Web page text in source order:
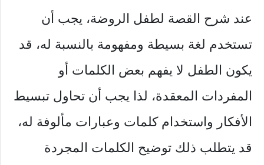
عند شرح القصة لطفل الروضة، يجب أن
تستخدم لغة بسيطة ومفهومة بالنسبة له، قد
يكون الطفل لا يفهم بعض الكلمات أو
المفردات المعقدة، لذا يجب أن تحاول تبسيط
الأفكار واستخدام كلمات وعبارات مألوفة له،
قد يتطلب ذلك توضيح الكلمات المجردة